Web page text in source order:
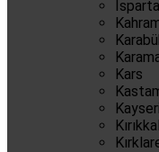
Isparta
Kars
Kayseri